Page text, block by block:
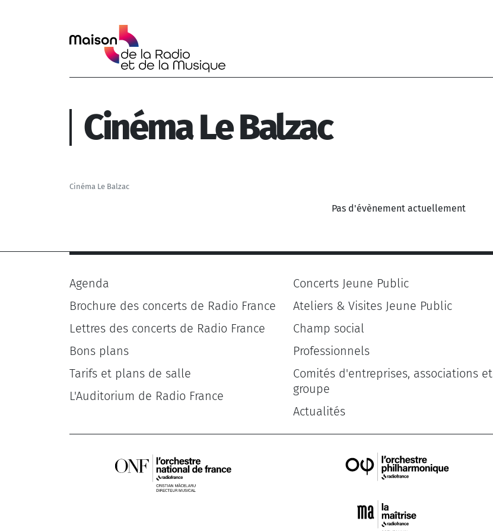
Cinéma Le Balzac
Cinéma Le Balzac
Pas d'évènement actuellement
Agenda
Brochure des concerts de Radio France
Lettres des concerts de Radio France
Bons plans
Tarifs et plans de salle
L'Auditorium de Radio France
Concerts Jeune Public
Ateliers & Visites Jeune Public
Champ social
Professionnels
Comités d'entreprises, associations et
groupe
Actualités